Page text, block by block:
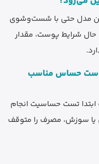
این مدل حتی با شست‌وشوی
حال شرایط پوست، مقدار
پوست حساس مناسب
تست حساسیت انجام
یا سوزش، مصرف را متوقف